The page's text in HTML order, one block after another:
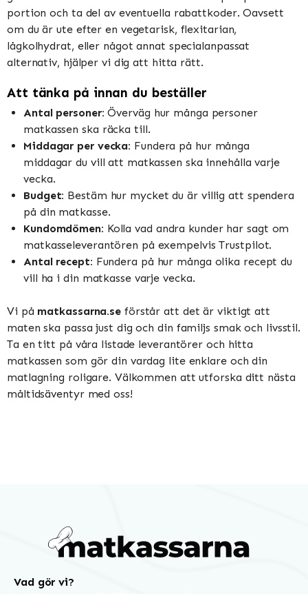
portion och ta del av eventuella rabattkoder. Oavsett
om du är ute efter en vegetarisk, flexitarian,
lågkolhydrat, eller något annat specialanpassat
alternativ, hjälper vi dig att hitta rätt.
Att tänka på innan du beställer
Antal personer: Överväg hur många personer
matkassen ska räcka till.
Middagar per vecka: Fundera på hur många
middagar du vill att matkassen ska innehålla varje
vecka.
Budget: Bestäm hur mycket du är villig att spendera
på din matkasse.
Kundomdömen: Kolla vad andra kunder har sagt om
matkasseleverantören på exempelvis Trustpilot.
Antal recept: Fundera på hur många olika recept du
vill ha i din matkasse varje vecka.
Vi på matkassarna.se förstår att det är viktigt att
maten ska passa just dig och din familjs smak och livsstil.
Ta en titt på våra listade leverantörer och hitta
matkassen som gör din vardag lite enklare och din
matlagning roligare. Välkommen att utforska ditt nästa
måltidsäventyr med oss!
Vad gör vi?